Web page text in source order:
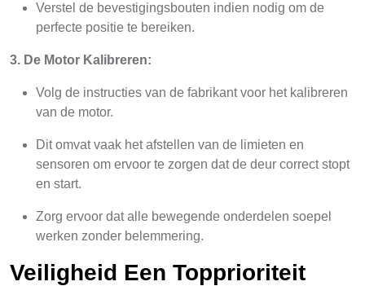
Verstel de bevestigingsbouten indien nodig om de
perfecte positie te bereiken.
3. De Motor Kalibreren:
Volg de instructies van de fabrikant voor het kalibreren
van de motor.
Dit omvat vaak het afstellen van de limieten en
sensoren om ervoor te zorgen dat de deur correct stopt
en start.
Zorg ervoor dat alle bewegende onderdelen soepel
werken zonder belemmering.
Veiligheid Een Topprioriteit